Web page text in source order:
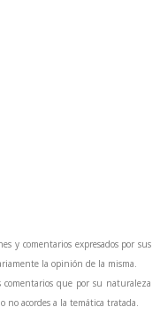
y comentarios expresados por sus
la opinión de la misma.
que por su naturaleza
no acordes a la temática tratada.